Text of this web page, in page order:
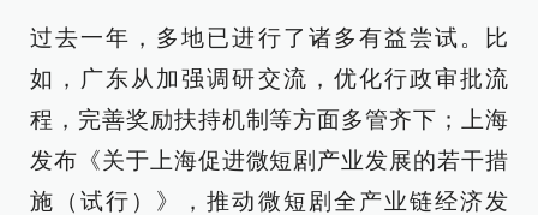
过去一年，多地已进行了诸多有益尝试。比
如，广东从加强调研交流，优化行政审批流
程，完善奖励扶持机制等方面多管齐下；上海
发布《关于上海促进微短剧产业发展的若干措
施（试行）》，推动微短剧全产业链经济发